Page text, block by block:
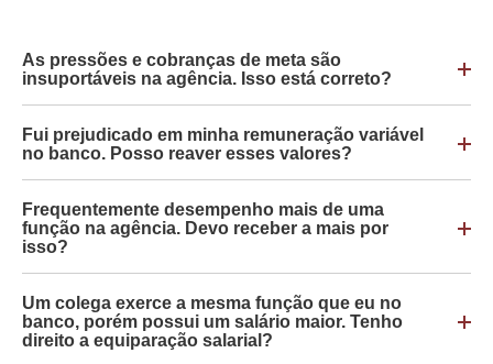
As pressões e cobranças de meta são
insuportáveis na agência. Isso está correto?
Fui prejudicado em minha remuneração variável
no banco. Posso reaver esses valores?
Frequentemente desempenho mais de uma
função na agência. Devo receber a mais por
isso?
Um colega exerce a mesma função que eu no
banco, porém possui um salário maior. Tenho
direito a equiparação salarial?